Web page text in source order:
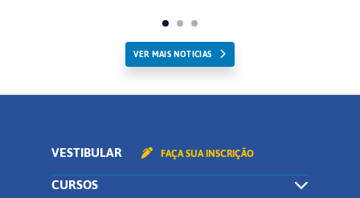
VER MAIS NOTICIAS
VESTIBULAR FAÇA SUA INSCRIÇÃO
CURSOS